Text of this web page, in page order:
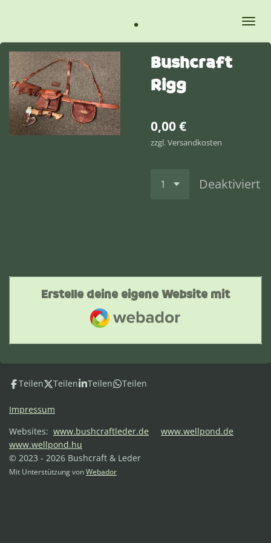
springen
.
Bushcraft
Rigg
0,00 €
zzgl. Versandkosten
Deaktiviert
Erstelle deine eigene Website mit
Webador
Teilen Teilen Teilen Teilen
Impressum
Websites: www.bushcraftleder.de
www.wellpond.de
www.wellpond.hu
© 2023 - 2026 Bushcraft & Leder
Mit Unterstützung von Webador